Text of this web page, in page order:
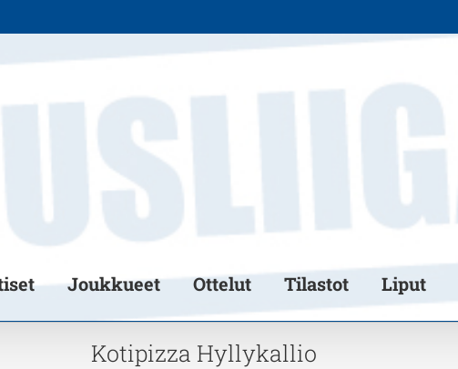
Joukkueet Ottelut Tilastot Liput
Kotipizza Hyllykallio